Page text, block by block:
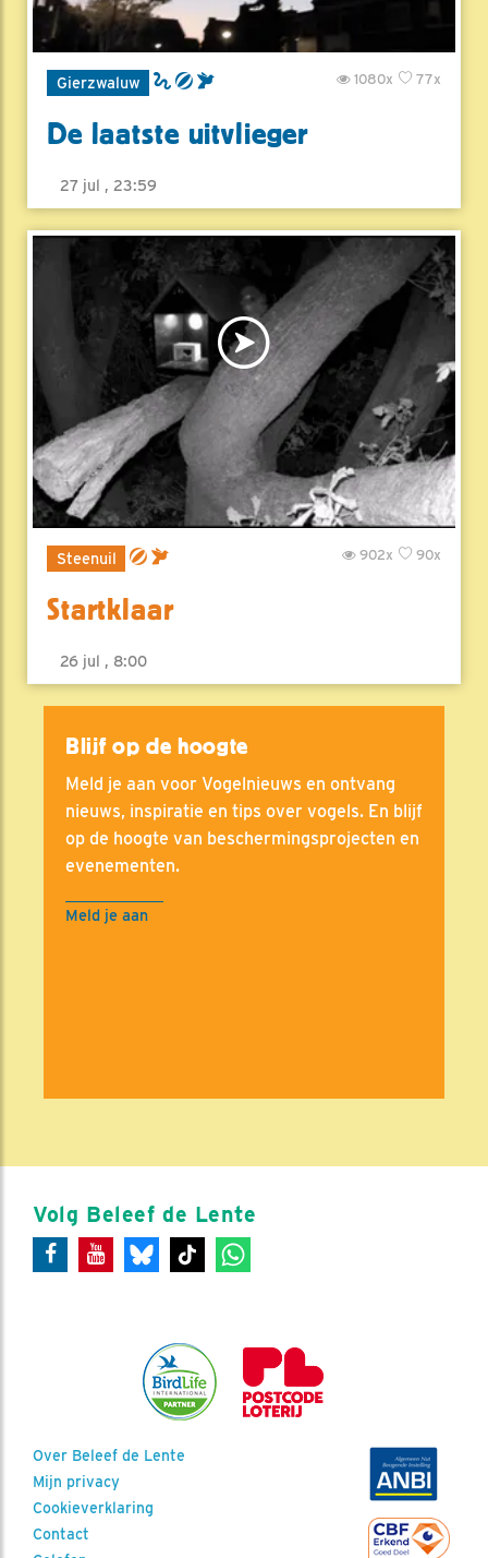
Gierzwaluw 77x
1080x
De laatste uitvlieger
27 jul , 23:59
Steenuil 90x
902x
Startklaar
26 jul , 8:00
Blijf op de hoogte
Meld je aan voor Vogelnieuws en ontvang
nieuws, inspiratie en tips over vogels. En blijf
op de hoogte van beschermingsprojecten en
evenementen.
Meld je aan
Volg Beleef de Lente
Over Beleef de Lente
Mijn privacy
Cookieverklaring
Contact